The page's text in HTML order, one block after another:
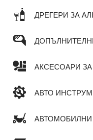
ДРЕГЕРИ ЗА
АКСЕСОАРИ
АВТО
АВТОМОБИЛНИ